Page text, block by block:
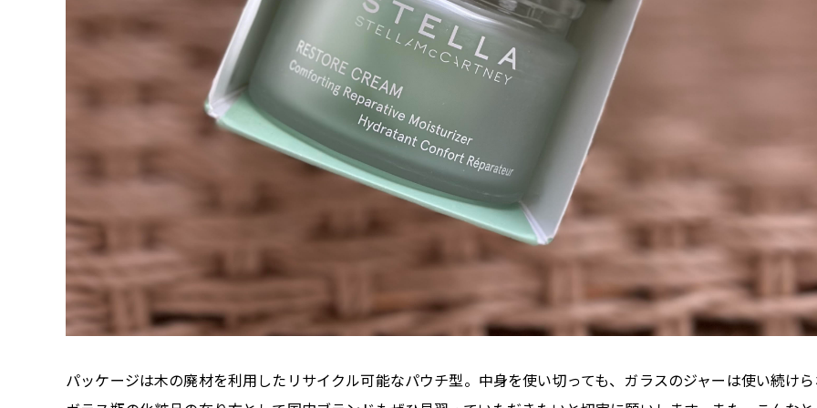
パッケージは木の廃材を利用したリサイクル可能なパウチ型。中身を使い切っても、ガラスのジャーは使い続け